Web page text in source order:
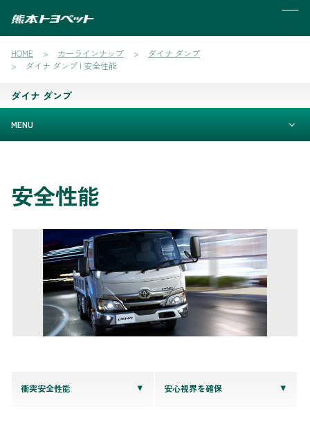
HOME カーラインナップ
ダイナ ダンプ
ダイナ ダンプ | 安全性能
ダイナ ダンプ
MENU
安全性能
衝突安全性能 安心視界を確保